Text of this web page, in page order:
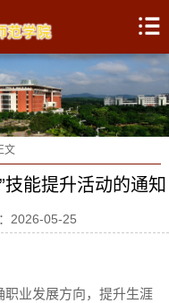
文
技能提升活动的通知
2026-05-25
业发展方向，提升生涯